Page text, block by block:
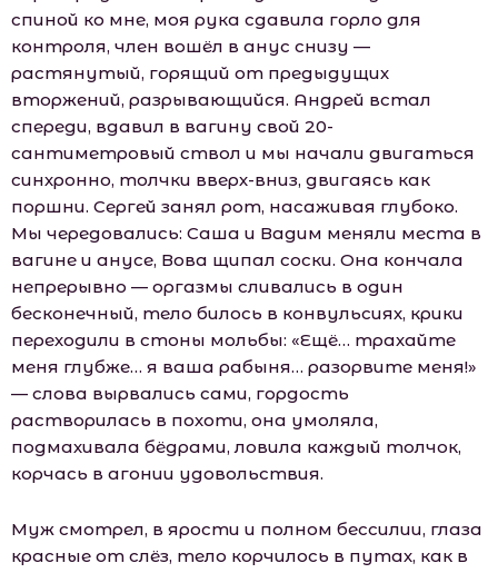
спиной ко мне, моя рука сдавила горло для
контроля, член вошёл в анус снизу —
растянутый, горящий от предыдущих
вторжений, разрывающийся. Андрей встал
спереди, вдавил в вагину свой 20-
сантиметровый ствол и мы начали двигаться
синхронно, толчки вверх-вниз, двигаясь как
поршни. Сергей занял рот, насаживая глубоко.
Мы чередовались: Саша и Вадим меняли места в
вагине и анусе, Вова щипал соски. Она кончала
непрерывно — оргазмы сливались в один
бесконечный, тело билось в конвульсиях, крики
переходили в стоны мольбы: «Ещё… трахайте
меня глубже… я ваша рабыня… разорвите меня!»
— слова вырвались сами, гордость
растворилась в похоти, она умоляла,
подмахивала бёдрами, ловила каждый толчок,
корчась в агонии удовольствия.
Муж смотрел, в ярости и полном бессилии, глаза
красные от слёз, тело корчилось в путах, как в